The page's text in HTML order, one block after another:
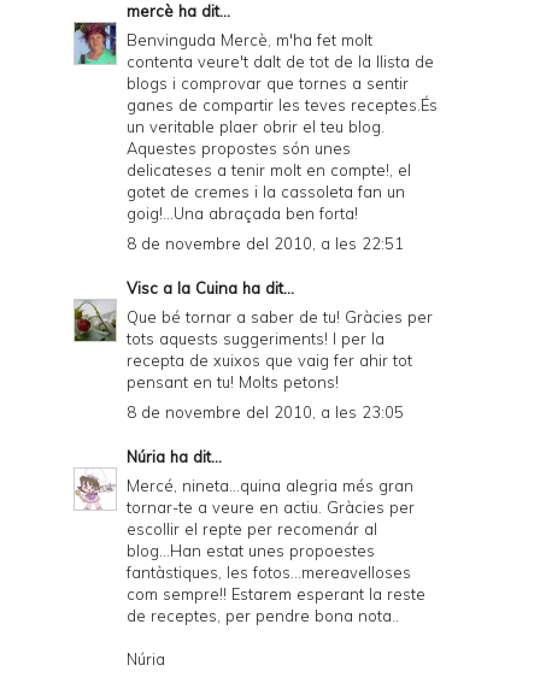
mercè ha dit...
Benvinguda Mercè, m'ha fet molt
contenta veure't dalt de tot de la llista de
blogs i comprovar que tornes a sentir
ganes de compartir les teves receptes.És
un veritable plaer obrir el teu blog.
Aquestes propostes són unes
delicateses a tenir molt en compte!, el
gotet de cremes i la cassoleta fan un
goig!...Una abraçada ben forta!
8 de novembre del 2010, a les 22:51
Visc a la Cuina ha dit...
Que bé tornar a saber de tu! Gràcies per
tots aquests suggeriments! I per la
recepta de xuixos que vaig fer ahir tot
pensant en tu! Molts petons!
8 de novembre del 2010, a les 23:05
Núria ha dit...
Mercé, nineta...quina alegria més gran
tornar-te a veure en actiu. Gràcies per
escollir el repte per recomenár al
blog...Han estat unes propoestes
fantàstiques, les fotos...mereavelloses
com sempre!! Estarem esperant la reste
de receptes, per pendre bona nota..
Núria